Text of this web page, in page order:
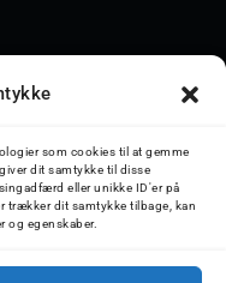
som cookies til at gemme
dit samtykke til disse
eller unikke ID'er på
trækker dit samtykke tilbage, kan
og egenskaber.